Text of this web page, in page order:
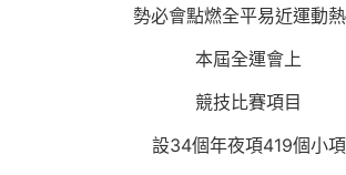
勢必會點燃全平易近運動
本屆全運會上
競技比賽項目
設34個年夜項419個小項